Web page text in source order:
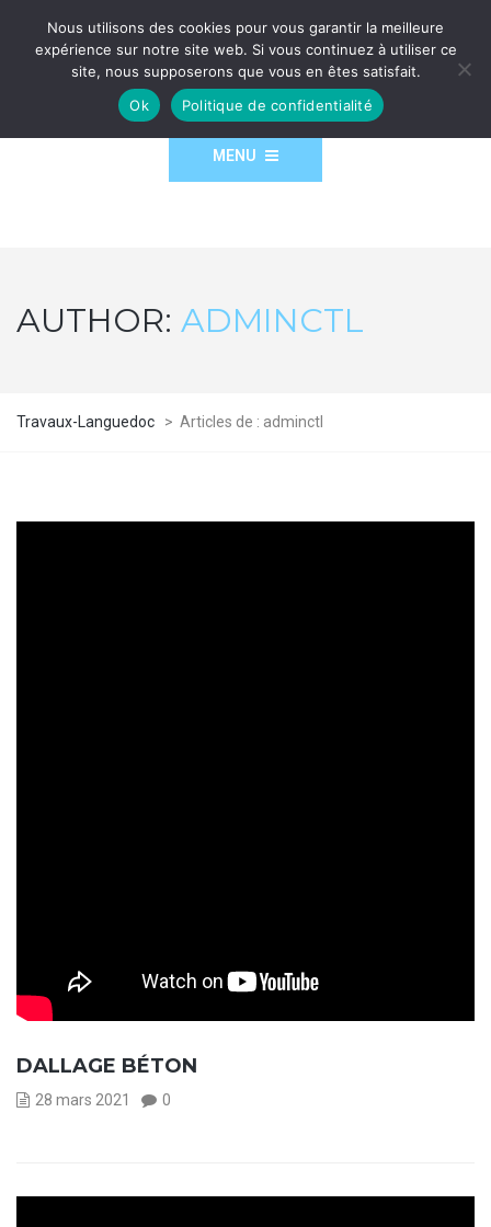
MENU
AUTHOR: ADMINCTL
Travaux-Languedoc > Articles de : adminctl
DALLAGE BÉTON
28 mars 2021 0
Nous utilisons des cookies pour vous garantir la meilleure
expérience sur notre site web. Si vous continuez à utiliser ce
site, nous supposerons que vous en êtes satisfait.
Ok
Politique de confidentialité